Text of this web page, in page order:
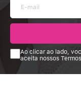
Ao clicar ao lado,
aceita nossos